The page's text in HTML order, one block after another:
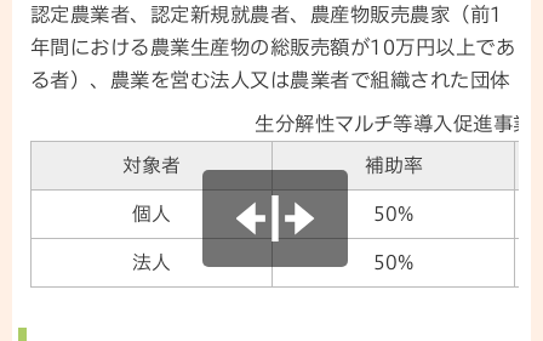
認定農業者、認定新規就農者、農産物販売農家（前1
年間における農業生産物の総販売額が10万円以上であ
る者）、農業を営む法人又は農業者で組織された団体
生分解性マルチ等導入促進事業
対象者 補助率
個人 50%
法人 50%